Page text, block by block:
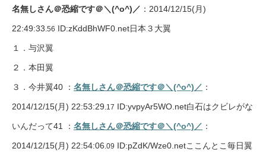
名無しさん＠恐縮です＠＼(^o^)／ ：2014/12/15(月)
22:49:33 .56 ID:zKddBhWF0.net日本３大翼
１．与沢翼
２．本田翼
３．今井翼40 ： 名無しさん＠恐縮です＠＼(^o^)／ ：
2014/12/15(月) 22:53:29 .17 ID:yvpyAr5WO.net白石はクビレがな
いんだって41 ： 名無しさん＠恐縮です＠＼(^o^)／ ：
2014/12/15(月) 22:54:06 .09 ID:pZdK/Wze0.netここんとこ毎日翼